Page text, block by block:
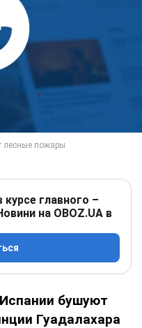
главного –
на OBOZ.UA в
бушуют
Гуадалахара